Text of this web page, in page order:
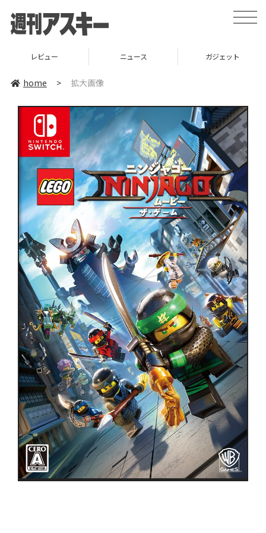
toggle
レビュー ニュース ガジェット
home > 拡大画像